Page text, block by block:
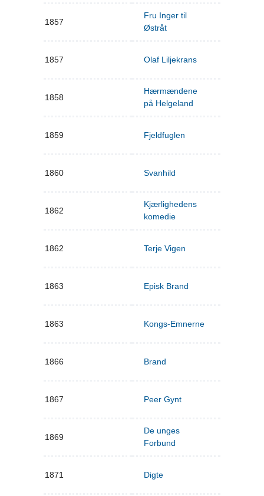
1857
Fru Inger til
Østråt
1857 Olaf Liljekrans
1858
Hærmændene
på Helgeland
1859 Fjeldfuglen
1860 Svanhild
1862
Kjærlighedens
komedie
1862 Terje Vigen
1863 Episk Brand
1863 Kongs-Emnerne
1866 Brand
1867 Peer Gynt
1869
De unges
Forbund
1871 Digte